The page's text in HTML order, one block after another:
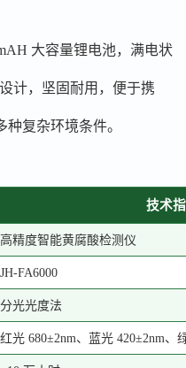
大容量锂电池，满电状
计，坚固耐用，便于携
种复杂环境条件。
技术
高精度智能黄腐酸检测仪
JH-FA6000
分光光度法
红光680±2nm、蓝光 420±2nm、